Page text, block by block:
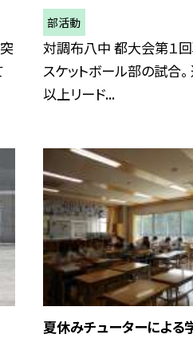
部活動
対調布八中 都大会第１回
スケットボール部の試合。
以上リード...
夏休みチューターによる